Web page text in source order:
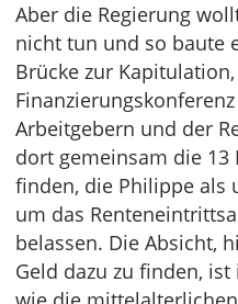
Aber die Regierung
nicht tun und so baute
Brücke zur
Arbeitgebern und der
dort gemeinsam die
finden, die Philippe als
um das
belassen. Die Absicht,
Geld dazu zu finden,